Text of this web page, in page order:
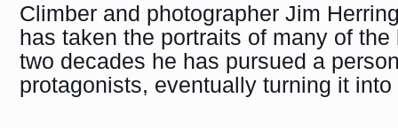
Climber and photographer Jim
has taken the portraits of many of
two decades he has pursued a
protagonists, eventually turning it